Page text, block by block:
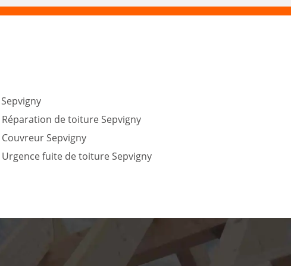
Sepvigny
Réparation de toiture Sepvigny
Couvreur Sepvigny
Urgence fuite de toiture Sepvigny